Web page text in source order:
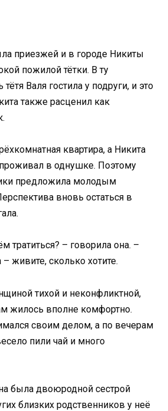
приезжей и в городе Никиты
пожилой тётки. В ту
Валя гостила у подруги, и это
также расценил как
квартира, а Никита
в однушке. Поэтому
предложила молодым
вновь остаться в
тратиться? – говорила она. –
живите, сколько хотите.
тихой и неконфликтной,
жилось вполне комфортно.
своим делом, а по вечерам
пили чай и много
была двоюродной сестрой
близких родственников у неё